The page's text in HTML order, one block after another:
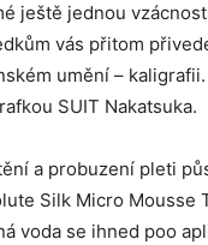
ještě jednou
vás přitom
umění –
SUIT Nakatsuka.
a probuzení pleti
Silk Micro Mousse
voda se ihned poo